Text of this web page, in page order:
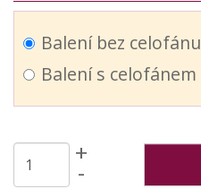
Balení bez celofánu
Balení s celofánem
+
-